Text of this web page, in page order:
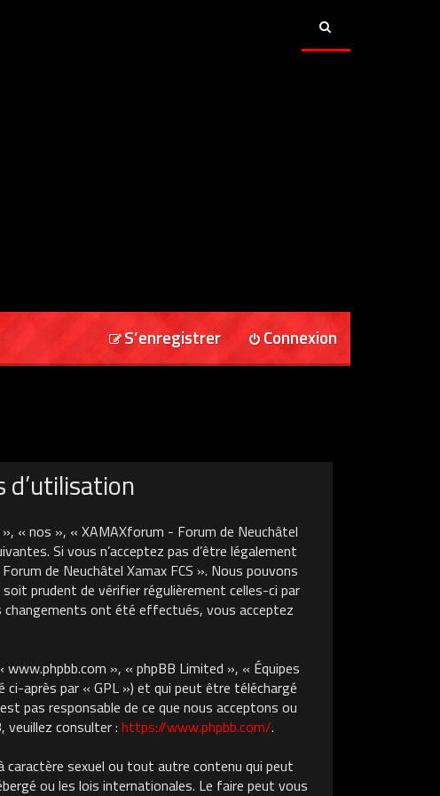
Connexion
S’enregistrer
d’utilisation
« nos », « XAMAXforum - Forum de Neuchâtel
Si vous n’acceptez pas d’être légalement
de Neuchâtel Xamax FCS ». Nous pouvons
prudent de vérifier régulièrement celles-ci par
changements ont été effectués, vous acceptez
», « phpBB Limited », « Équipes
ci-après par « GPL ») et qui peut être téléchargé
pas responsable de ce que nous acceptons ou
veuillez consulter : https://www.phpbb.com/.
caractère sexuel ou tout autre contenu qui peut
ou les lois internationales. Le faire peut vous